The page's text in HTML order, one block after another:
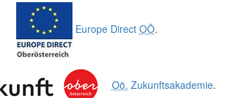
Europe Direct OÖ.
Oö. Zukunftsakademie.